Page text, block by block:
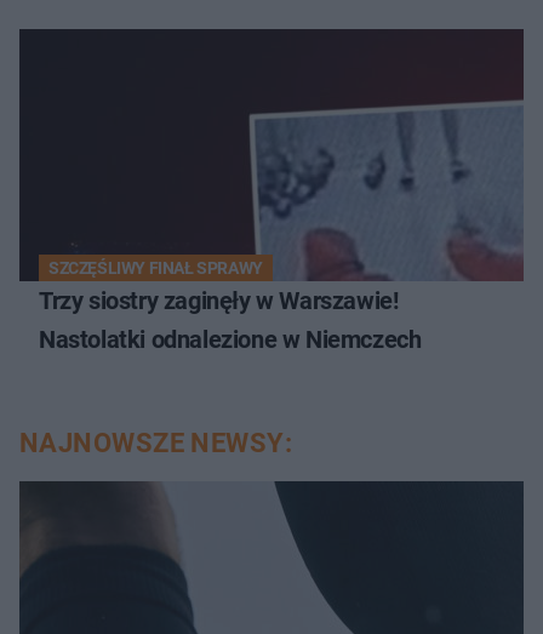
SZCZĘŚLIWY FINAŁ SPRAWY
Trzy siostry zaginęły w Warszawie!
Nastolatki odnalezione w Niemczech
NAJNOWSZE NEWSY: